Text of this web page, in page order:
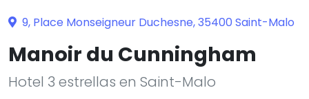
9, Place Monseigneur Duchesne, 35400 Saint-Malo
Manoir du Cunningham
Hotel 3 estrellas en Saint-Malo